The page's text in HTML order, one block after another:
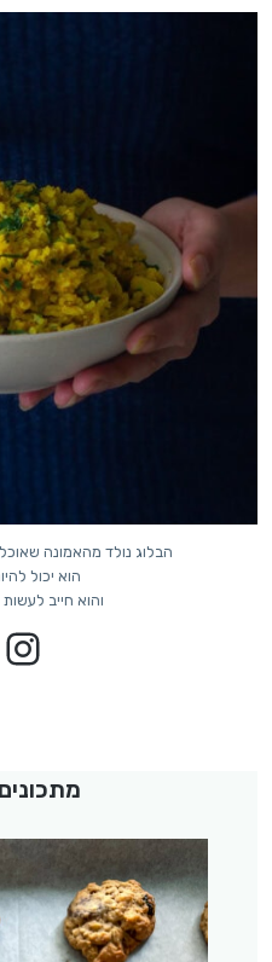
הבלוג נולד מהאמונה
הוא יכול
והוא חייב